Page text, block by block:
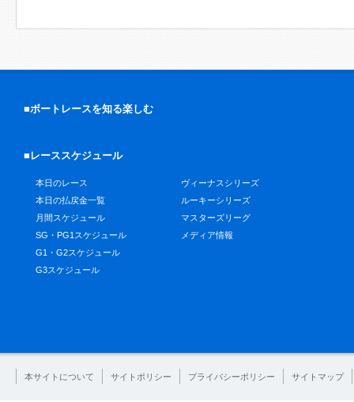
■ボートレースを知る楽しむ
■レーススケジュール
本日のレース
本日の払戻金一覧
月間スケジュール
SG・PG1スケジュール
G1・G2スケジュール
G3スケジュール
ヴィーナスシリーズ
ルーキーシリーズ
マスターズリーグ
メディア情報
本サイトについて サイトポリシー プライバシーポリシー サイトマップ